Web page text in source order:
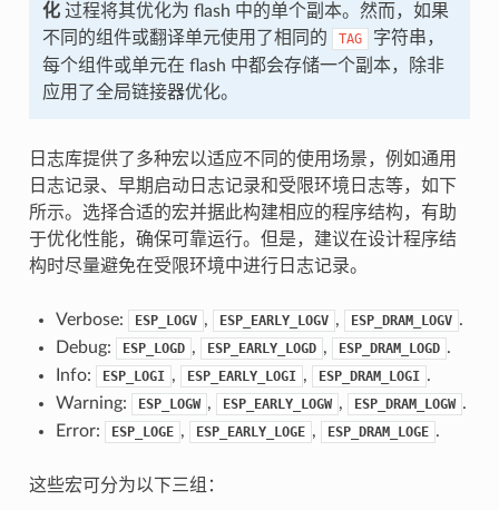
化过程将其优化为 flash 中的单个副本。然而，如果
不同的组件或翻译单元使用了相同的
TAG
字符串，
每个组件或单元在 flash 中都会存储一个副本，除非
应用了全局链接器优化。
日志库提供了多种宏以适应不同的使用场景，例如通用
日志记录、早期启动日志记录和受限环境日志等，如下
所示。选择合适的宏并据此构建相应的程序结构，有助
于优化性能，确保可靠运行。但是，建议在设计程序结
构时尽量避免在受限环境中进行日志记录。
Verbose: ESP_LOGV , ESP_EARLY_LOGV , ESP_DRAM_LOGV .
Debug:
ESP_LOGD , ESP_EARLY_LOGD , ESP_DRAM_LOGD .
Info:
ESP_LOGI , ESP_EARLY_LOGI , ESP_DRAM_LOGI .
Warning:
ESP_LOGW , ESP_EARLY_LOGW , ESP_DRAM_LOGW .
Error:
ESP_LOGE , ESP_EARLY_LOGE , ESP_DRAM_LOGE .
这些宏可分为以下三组：